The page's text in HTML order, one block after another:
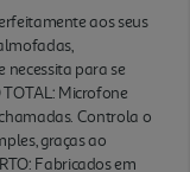
aos seus
para se
Microfone
Controla o
graças ao
Fabricados em